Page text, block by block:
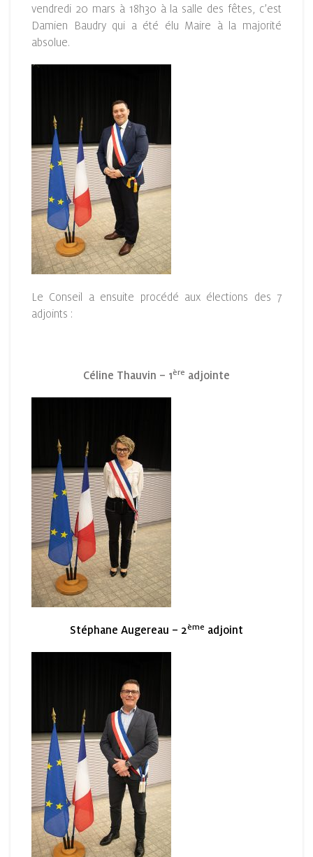
vendredi 20 mars à 18h30 à la salle des fêtes, c’est
Damien Baudry qui a été élu Maire à la majorité
absolue.
Le Conseil a ensuite procédé aux élections des 7
adjoints :
Céline Thauvin – 1ère adjointe
Stéphane Augereau – 2ème adjoint